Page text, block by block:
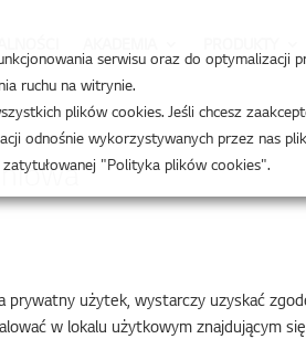
użytek, wystarczy uzyskać
w lokalu użytkowym znajdującym
serwisu oraz do optymalizacji
ruchu na witrynie.
plików cookies. Jeśli chcesz
odnośnie wykorzystywanych przez nas
zatytułowanej "Polityka plików cookies".